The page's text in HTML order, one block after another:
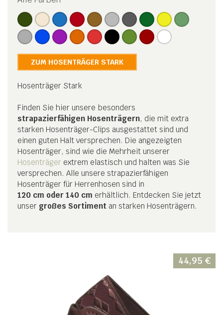
Hosenträger Stark
Finden Sie hier unsere besonders
strapazierfähigen Hosenträgern, die mit extra
starken Hosenträger-Clips ausgestattet sind und
einen guten Halt versprechen. Die angezeigten
Hosenträger, sind wie die Mehrheit unserer
Hosenträger extrem elastisch und halten was Sie
versprechen. Alle unsere strapazierfähigen
Hosenträger für Herrenhosen sind in
120 cm oder 140 cm erhältlich. Entdecken Sie jetzt
unser großes Sortiment an starken Hosenträgern.
ZUM HOSENTRÄGER STARK
44,95 €